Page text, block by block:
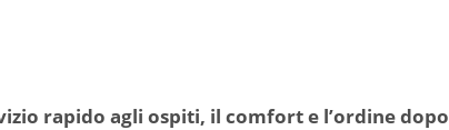
rapido agli ospiti, il comfort e l’ordine dopo